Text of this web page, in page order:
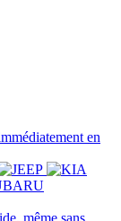
en
même sans